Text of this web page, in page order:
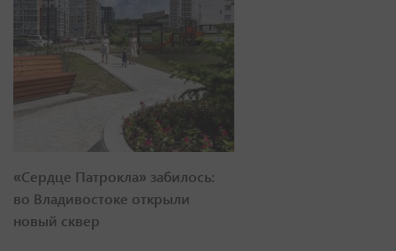
«Сердце Патрокла» забилось:
во Владивостоке открыли
новый сквер